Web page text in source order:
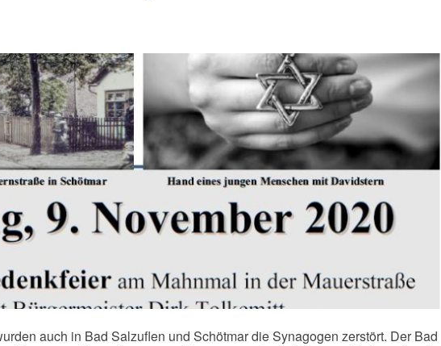
auch in Bad Salzuflen und Schötmar die Synagogen zerstört. Der Bad